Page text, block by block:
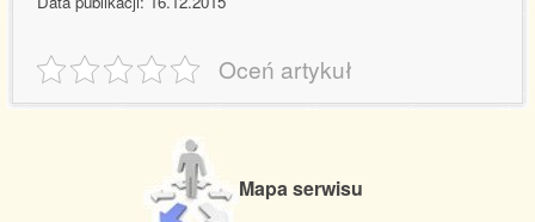
Oceń artykuł
Mapa serwisu